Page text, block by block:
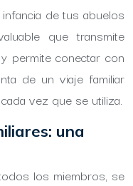
de tus abuelos
que transmite
permite conectar con
de un viaje familiar
vez que se utiliza.
una
los miembros, se